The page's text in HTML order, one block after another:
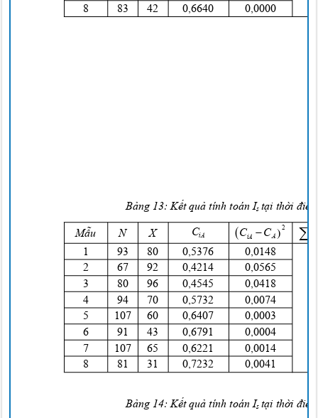
8 0,6640 0,0000
83 42
Bảng 13:Kết quảtính toán Istại thời
2
CiA CC
Mẫu N X  A  
iA
1
2
3
4
5
6
7
8
93
67
80
94
80
92
96
70
0 ,5376
0,4214
0,4545
0 ,5732
0,6407
0,6791
0 ,6221
0,7232
0,0148
0,0565
0,0418
0,0074
0,0003
0,0004
0,0014
0,0041
107 60
91 43
107 65
81 31
Bảng 14:Kết quảtính toán Istại thời